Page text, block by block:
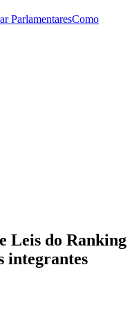
ParlamentaresComo
Leis do Ranking
integrantes